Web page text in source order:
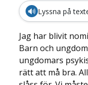
🔊 Lyssna på
Jag har blivit
Barn och
ungdomars
rätt att må bra.